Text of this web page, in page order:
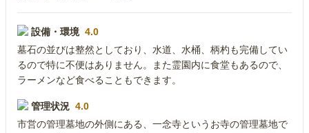
設備・環境 4.0
墓石の並びは整然としており、水道、水桶、柄杓も完備してい
るので特に不便はありません。また霊園内に食堂もあるので、
ラーメンなど食べることもできます。
管理状況 4.0
市営の管理墓地の外側にある、一念寺というお寺の管理墓地で